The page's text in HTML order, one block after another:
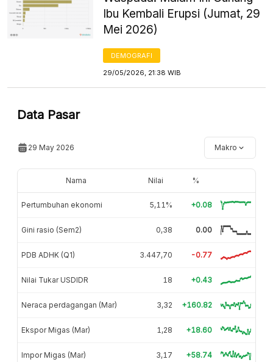
Ibu Kembali Erupsi (Jumat, 29
Mei 2026)
DEMOGRAFI
29/05/2026, 21:38 WIB
Data Pasar
29 May 2026 Makro
Nama Nilai %
Pertumbuhan ekonomi 5,11% +0.08
Gini rasio (Sem2) 0,38 0.00
PDB ADHK (Q1) 3.447,70 -0.77
Nilai Tukar USDIDR 18 +0.43
Neraca perdagangan (Mar) 3,32 +160.82
Ekspor Migas (Mar) 1,28 +18.60
Impor Migas (Mar) 3,17 +58.74